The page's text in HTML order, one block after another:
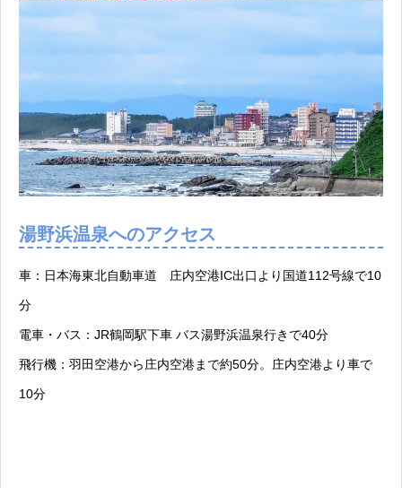
湯野浜温泉へのアクセス
車：日本海東北自動車道 庄内空港IC出口より国道112号線で10
分
電車・バス：JR鶴岡駅下車 バス湯野浜温泉行きで40分
飛行機：羽田空港から庄内空港まで約50分。庄内空港より車で
10分